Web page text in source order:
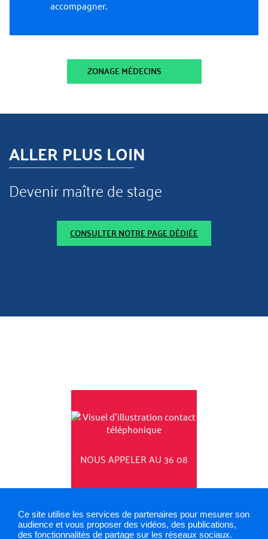
Ce site utilise les services de partenaires pour mesurer son
audience et vous proposer des vidéos, des publications,
des fonctionnalités de partage sur les réseaux sociaux.
accompagner.
ZONAGE MÉDECINS
ALLER PLUS LOIN
Devenir maître de stage
CONSULTER NOTRE PAGE DÉDIÉE
NOUS APPELER AU 36 08